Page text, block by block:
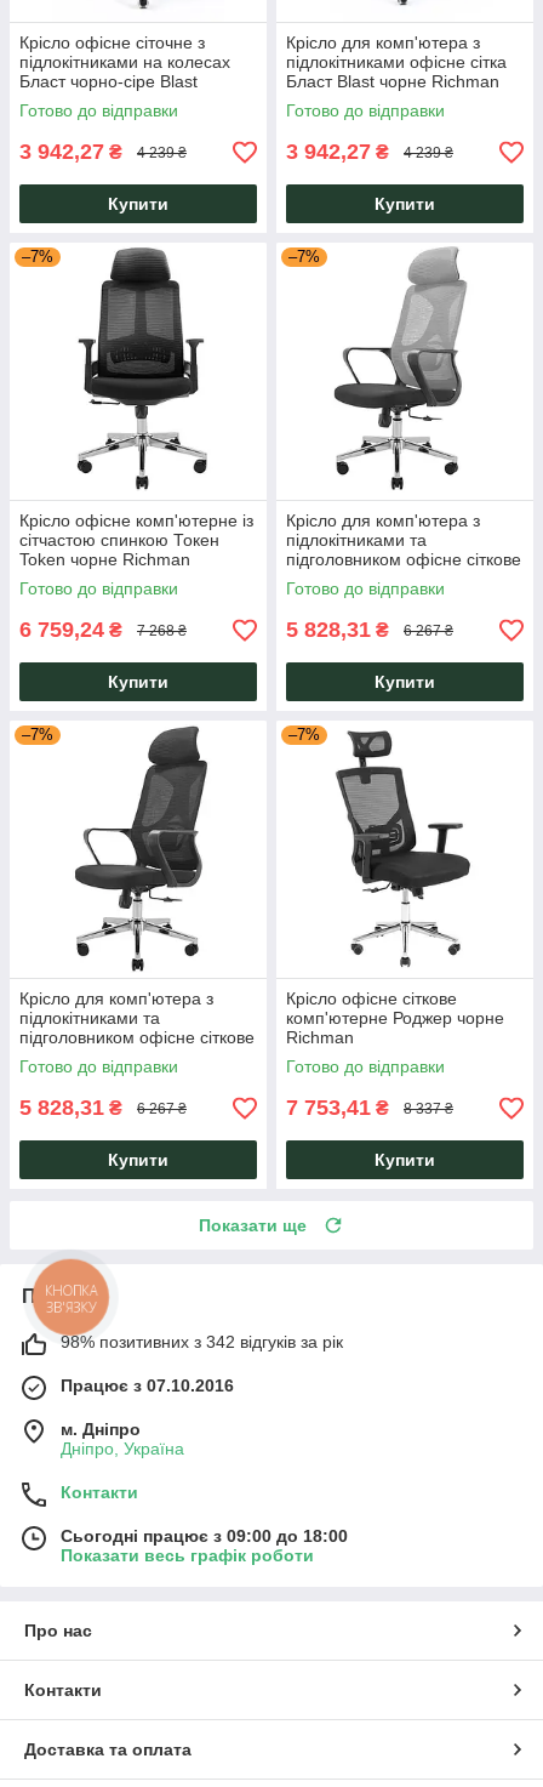
Крісло офісне сіточне з
підлокітниками на колесах
Бласт чорно-сіре Blast
Richman
Готово до відправки
3 942,27 ₴ 4 239 ₴
Купити
Крісло для комп'ютера з
підлокітниками офісне сітка
Бласт Blast чорне Richman
Готово до відправки
3 942,27 ₴ 4 239 ₴
Купити
–7%
Крісло офісне комп'ютерне із
сітчастою спинкою Токен
Token чорне Richman
Готово до відправки
6 759,24 ₴ 7 268 ₴
Купити
–7%
Крісло для комп'ютера з
підлокітниками та
підголовником офісне сіткове
Монеро Monero сіре ТМ
Richman
Готово до відправки
5 828,31 ₴ 6 267 ₴
Купити
–7%
Крісло для комп'ютера з
підлокітниками та
підголовником офісне сіткове
Монеро Monero чорне
Richman
Готово до відправки
5 828,31 ₴ 6 267 ₴
Купити
–7%
Крісло офісне сіткове
комп'ютерне Роджер чорне
Richman
Готово до відправки
7 753,41 ₴ 8 337 ₴
Купити
Показати ще
Про нас
98% позитивних з 342 відгуків за рік
Працює з 07.10.2016
м. Дніпро
Дніпро, Україна
Контакти
Сьогодні працює з 09:00 до 18:00
Показати весь графік роботи
Про нас
Контакти
Доставка та оплата
КНОПКА
ЗВ'ЯЗКУ